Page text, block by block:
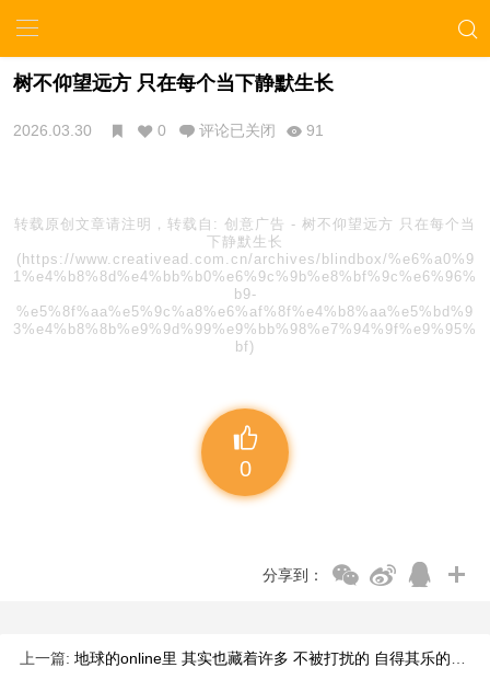
树不仰望远方 只在每个当下静默生长
2026.03.30 0 评论已关闭 91
转载原创文章请注明，转载自: 创意广告 - 树不仰望远方 只在每个当
下静默生长
(https://www.creativead.com.cn/archives/blindbox/%e6%a0%9
1%e4%b8%8d%e4%bb%b0%e6%9c%9b%e8%bf%9c%e6%96%
b9-
%e5%8f%aa%e5%9c%a8%e6%af%8f%e4%b8%aa%e5%bd%9
3%e4%b8%8b%e9%9d%99%e9%bb%98%e7%94%9f%e9%95%
bf)
0
分享到：
上一篇: 地球的online里 其实也藏着许多 不被打扰的 自得其乐的小世界